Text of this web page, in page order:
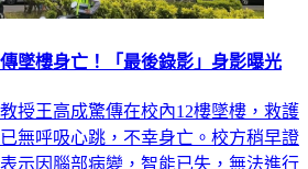
墜樓身亡！「最後錄影」身影曝光
授王高成驚傳在校內12樓墜樓，救護
無呼吸心跳，不幸身亡。校方稍早證
示因腦部病變，智能已失，無法進行